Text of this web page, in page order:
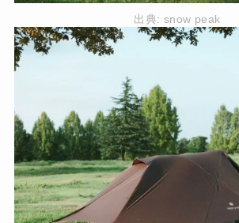
出典: snow peak